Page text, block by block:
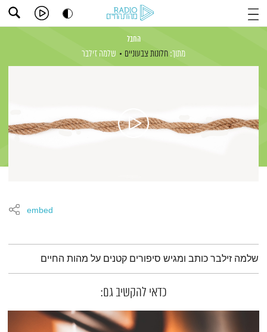
החבל
מתוך: חלונות צבעוניים שלמה זילבר
embed
תמצית הפודקאסט
שלמה זילבר כותב ומגיש סיפורים קטנים על מהות החיים
כדאי להקשיב גם: